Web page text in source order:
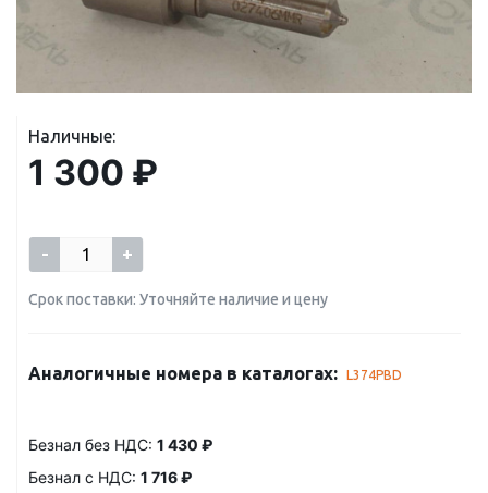
Наличные:
1 300 ₽
- +
Срок поставки: Уточняйте наличие и цену
Аналогичные номера в каталогах: L374PBD
Безнал без НДС: 1 430 ₽
Безнал с НДС: 1 716 ₽